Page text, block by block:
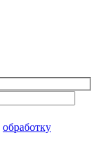
обработку